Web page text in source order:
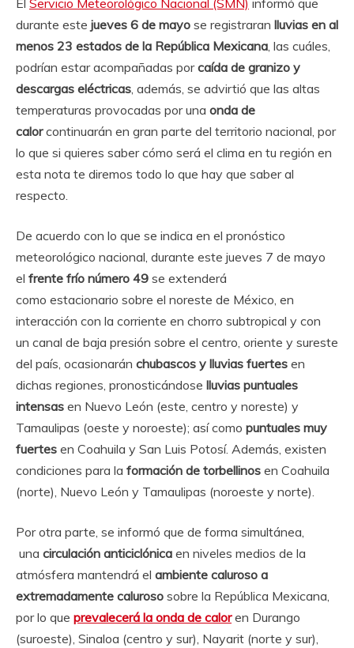
El Servicio Meteorológico Nacional (SMN) informó que
durante este jueves 6 de mayo se registraran lluvias en al
menos 23 estados de la República Mexicana, las cuáles,
podrían estar acompañadas porcaída de granizo y
descargas eléctricas, además, se advirtió que las altas
temperaturas provocadas por una onda de
calorcontinuarán en gran parte del territorio nacional, por
lo que si quieres saber cómo será el clima en tu región en
esta nota te diremos todo lo que hay que saber al
respecto.
De acuerdo con lo que se indica en el pronóstico
meteorológico nacional, durante este jueves 7 de mayo
el frente frío número 49 se extenderá
como estacionario sobre el noreste de México, en
interacción con la corriente en chorro subtropical y con
un canal de baja presión sobre el centro, oriente y sureste
del país, ocasionarán chubascos y lluvias fuertes en
dichas regiones, pronosticándose lluvias puntuales
intensas en Nuevo León (este, centro y noreste) y
Tamaulipas (oeste y noroeste); así como puntuales muy
fuertes en Coahuila y San Luis Potosí. Además, existen
condiciones para la formación de torbellinos en Coahuila
(norte), Nuevo León y Tamaulipas (noroeste y norte).
Por otra parte, se informó que de forma simultánea,
una circulación anticiclónica en niveles medios de la
atmósfera mantendrá el ambiente caluroso a
extremadamente caluroso sobre la República Mexicana,
por lo que prevalecerá la onda de calor en Durango
(suroeste), Sinaloa (centro y sur), Nayarit (norte y sur),